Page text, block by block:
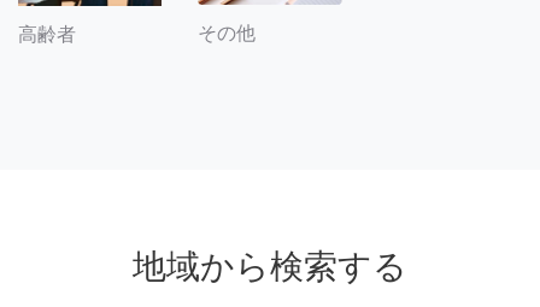
高齢者 その他
地域から検索する